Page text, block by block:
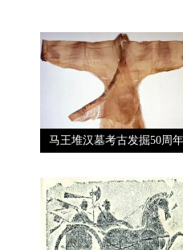
马王堆汉墓考古发掘50周